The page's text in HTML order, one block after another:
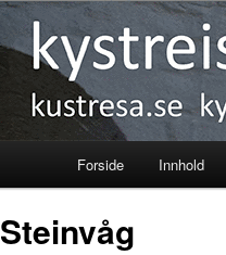
Kystreise
Skip
to
Forside Innhold
Steinvåg